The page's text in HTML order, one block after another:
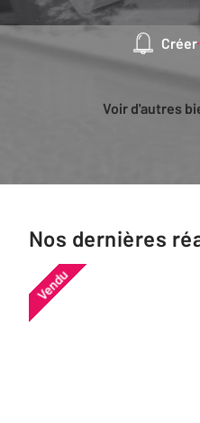
Voir d'autres
Nos dernières
Vendu